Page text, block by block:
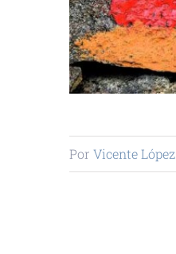
Por Vicente López